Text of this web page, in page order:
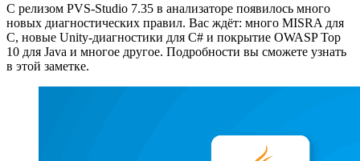
С релизом PVS-Studio 7.35 в анализаторе появилось много
новых диагностических правил. Вас ждёт: много MISRA для
C, новые Unity-диагностики для C# и покрытие OWASP Top
10 для Java и многое другое. Подробности вы сможете узнать
в этой заметке.